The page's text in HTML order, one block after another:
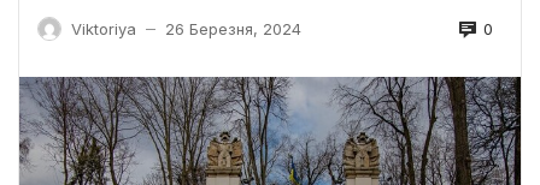
Viktoriya — 26 Березня, 2024 0